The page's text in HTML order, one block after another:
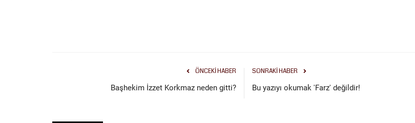
ÖNCEKI HABER
Başhekim İzzet Korkmaz neden gitti?
SONRAKI HABER
Bu yazıyı okumak 'Farz' değildir!